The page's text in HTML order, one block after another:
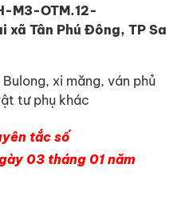
M3-OTM.12-
Tân Phú Đông, TP Sa
xi măng, ván phủ
tư phụ khác
tắc số
03 tháng 01 năm